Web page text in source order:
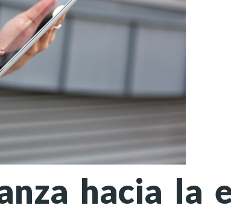
hacia la